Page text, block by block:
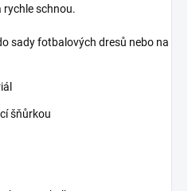
rychle schnou.
sady fotbalových dresů nebo na
šňůrkou